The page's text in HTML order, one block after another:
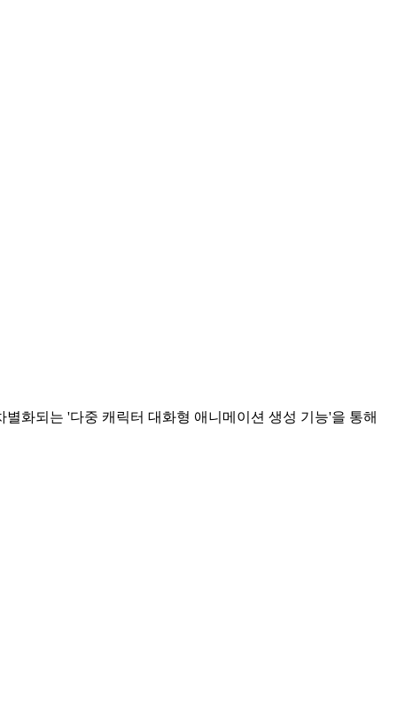
화되는 '다중 캐릭터 대화형 애니메이션 생성 기능'을 통해